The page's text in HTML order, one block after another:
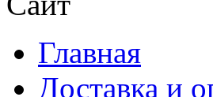
Главная
Доставка и